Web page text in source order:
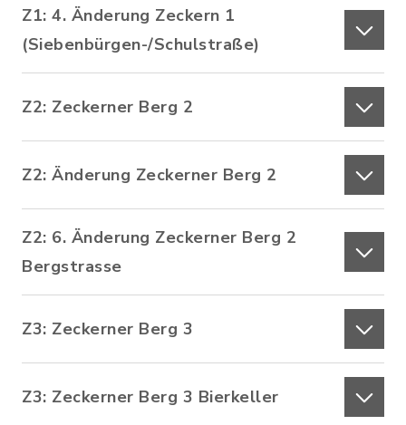
Z1: 4. Änderung Zeckern 1
(Siebenbürgen-/Schulstraße)
Z2: Zeckerner Berg 2
Z2: Änderung Zeckerner Berg 2
Z2: 6. Änderung Zeckerner Berg 2
Bergstrasse
Z3: Zeckerner Berg 3
Z3: Zeckerner Berg 3 Bierkeller